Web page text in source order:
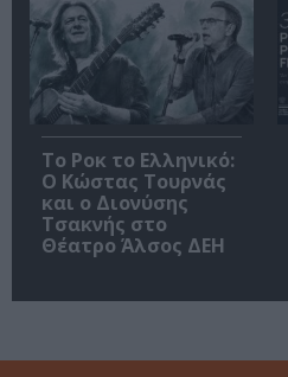
Το Ροκ το Ελληνικό:
Ο Κώστας Τουρνάς
και ο Διονύσης
Τσακνής στο
Θέατρο Άλσος ΔΕΗ